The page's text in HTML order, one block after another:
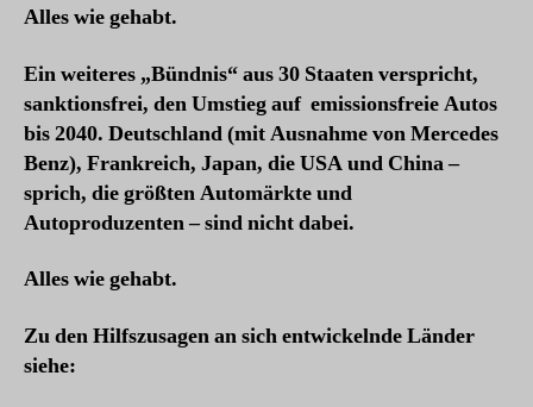
Alles wie gehabt.
Ein weiteres „Bündnis“ aus 30 Staaten verspricht,
sanktionsfrei, den Umstieg auf emissionsfreie Autos
bis 2040. Deutschland (mit Ausnahme von Mercedes
Benz), Frankreich, Japan, die USA und China –
sprich, die größten Automärkte und
Autoproduzenten – sind nicht dabei.
Alles wie gehabt.
Zu den Hilfszusagen an sich entwickelnde Länder
siehe: